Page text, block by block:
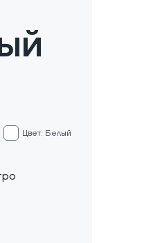
Цвет: Белый